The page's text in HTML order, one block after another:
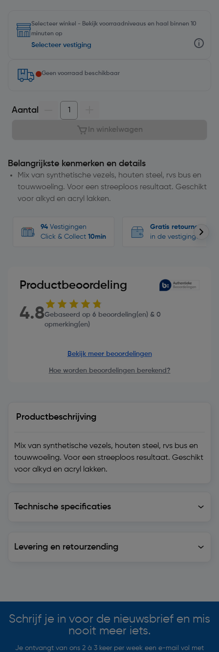
Selecteer winkel - Bekijk voorraadniveaus en haal binnen 10
minuten op
Selecteer vestiging
Geen voorraad beschikbaar
Aantal
In winkelwagen
Belangrijkste kenmerken en details
Mix van synthetische vezels, houten steel, rvs bus en
touwwoeling. Voor een streeploos resultaat. Geschikt
voor alkyd en acryl lakken.
94 Vestigingen
Click & Collect 10min
Gratis retourneren
in de vestigingen
Productbeoordeling
4.8Gebaseerd op 6 beoordeling(en) & 0
opmerking(en)
Bekijk meer beoordelingen
Hoe worden beoordelingen berekend?
Productbeschrijving
Mix van synthetische vezels, houten steel, rvs bus en
touwwoeling. Voor een streeploos resultaat. Geschikt
voor alkyd en acryl lakken.
Technische specificaties
Levering en retourzending
Schrijf je in voor de nieuwsbrief en mis
nooit meer iets.
Je ontvangt van ons 2 à 3 keer per week een e-mail vol met